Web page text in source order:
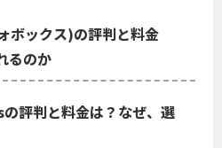
ボックス)の評判と料金
るのか
評判と料金は？なぜ、選